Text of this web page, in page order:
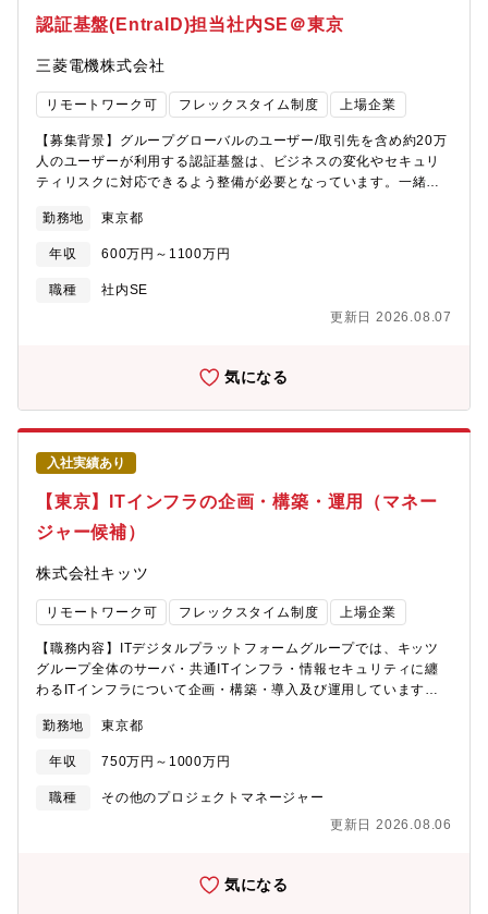
認証基盤(EntraID)担当社内SE＠東京
三菱電機株式会社
リモートワーク可 フレックスタイム制度 上場企業
【募集背景】グループグローバルのユーザー/取引先を含め約20万
人のユーザーが利用する認証基盤は、ビジネスの変化やセキュリ
ティリスクに対応できるよう整備が必要となっています。一緒に
します。なお、本求人は三菱電機株式会社へ入社後、25年4月1日
付設立の「三菱電機デジタルイノベーション株式会社」へ在籍出
向することが前提となります。新会社の概要は以下のニュースリ
リースを参照ください。＜DX・IT戦略の推進に向けた新会社設立
https://www.mitsubishiel【業務内容】三菱電機(社内)及び国内外
運用業務＜具体的には＞（１）認証基盤(EntraID)の企画・設計・
実装・運用業務・組織改編に柔軟に対応できる認証基盤の整備に
関する施策の規格から設計/実装・ゼロトラストの考え方に基づい
た認証基盤の整備に関する施策の企画から設計/実装・ユーザー利
便性を図るための施策の企画から設計/実装・運用の効率化に関す
る企画から設計/実装・EntraIDでアプリケーションをセキュアに
利用するための施策の企画から設計/実装・ユーザー属性情報を補
完するための仕組みに関して企画から設計/実装（２）アプリケー
ション移行支援・オンプレ認証基盤を利用しているアプリケーシ
の規模によって、実装まで担当いただく場合や外注に委託する場
合があります。プロジェクトの規模によっては、3～5年/数10人が
関わるようなプロジェクトもあります。このようなプロジェクト
ます。規模の大きなプロジェクトになるため、複数のベンダーを
束ねる場面も発生します。■使用言語、環境、ツール、資格等
EntraID【キャリアパス】■プロジェクトリーダやマネジメント経
験を経て、配属部門や他事業本部・製作所の管理職■認証/セキュ
役割【配属先/組織のミッション】インフラセキュリティ戦略統括
キュリティの戦略立案・施策実行デジタルアイデンティティ部三
菱電機グループの新たな認証基盤の企画・開発・導入・運用保
度)■リモートワーク：有 (週3日程度利用可能)■中途社員の割合：
勤務地 東京都
年収 600万円～1100万円
職種
社内SE
更新日 2026.08.07
気になる
入社実績あり
【東京】ITインフラの企画・構築・運用（マネー
ジャー候補）
株式会社キッツ
リモートワーク可 フレックスタイム制度 上場企業
【職務内容】ITデジタルプラットフォームグループでは、キッツ
グループ全体のサーバ・共通ITインフラ・情報セキュリティに纏
わるITインフラについて企画・構築・導入及び運用しています。
補としての採用を予定しております。・サーバー、クラウド
(IaaS、PaaS)、ミドルウエア、DB・SAP Basis・共通ITインフ
ラ (認証基盤、データ連携基盤、Big Data基盤、仮想デスクトップ
基盤など)・情報セキュリティ対策 (EDR、WAF、脆弱性検査、
プロセス管理。案件進行の多くは、ウォーターフォール型の進行
予定部署】ITデジタルプラットフォームグループ【募集背景】将
来の部門内ローテーション準備のため増員
勤務地 東京都
年収 750万円～1000万円
職種
その他のプロジェクトマネージャー
更新日 2026.08.06
気になる